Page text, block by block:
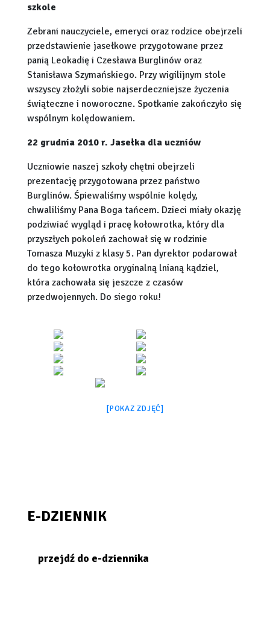
szkole
Zebrani nauczyciele, emeryci oraz rodzice obejrzeli
przedstawienie jasełkowe przygotowane przez
panią Leokadię i Czesława Burglinów oraz
Stanisława Szymańskiego. Przy wigilijnym stole
wszyscy złożyli sobie najserdeczniejsze życzenia
świąteczne i noworoczne. Spotkanie zakończyło się
wspólnym kolędowaniem.
22 grudnia 2010 r. Jasełka dla uczniów
Uczniowie naszej szkoły chętni obejrzeli
prezentację przygotowana przez państwo
Burglinów. Śpiewaliśmy wspólnie kolędy,
chwaliliśmy Pana Boga tańcem. Dzieci miały okazję
podziwiać wygląd i pracę kołowrotka, który dla
przyszłych pokoleń zachował się w rodzinie
Tomasza Muzyki z klasy 5. Pan dyrektor podarował
do tego kołowrotka oryginalną lnianą kądziel,
która zachowała się jeszcze z czasów
przedwojennych. Do siego roku!
[POKAZ ZDJĘĆ]
E-DZIENNIK
przejdź do e-dziennika